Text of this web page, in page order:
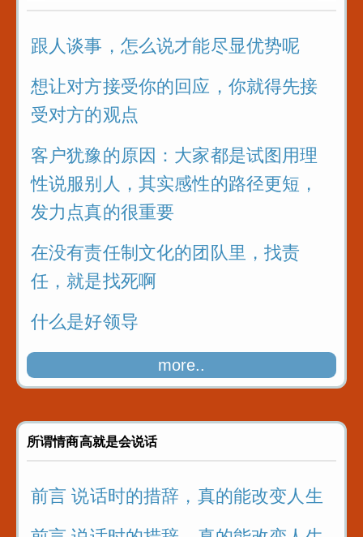
跟人谈事，怎么说才能尽显优势呢
想让对方接受你的回应，你就得先接
受对方的观点
客户犹豫的原因：大家都是试图用理
性说服别人，其实感性的路径更短，
发力点真的很重要
在没有责任制文化的团队里，找责
任，就是找死啊
什么是好领导
敢比会更重要，要敢于去接洽大客
户，有机会就去争取。善于调用资源
为目标服务
more..
所谓情商高就是会说话
前言 说话时的措辞，真的能改变人生